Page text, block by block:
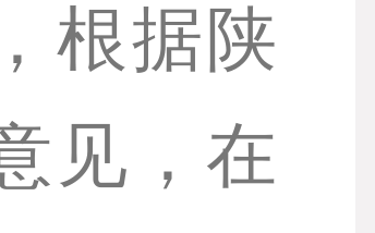
根据陕
见，在